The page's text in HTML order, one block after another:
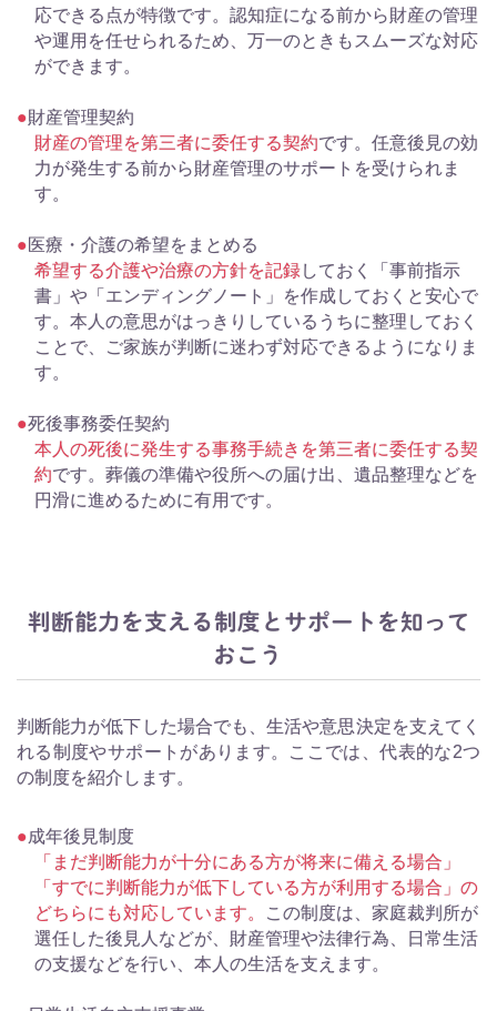
応できる点が特徴です。認知症になる前から財産の管理
や運用を任せられるため、万一のときもスムーズな対応
ができます。
財産管理契約
財産の管理を第三者に委任する契約です。任意後見の効
力が発生する前から財産管理のサポートを受けられま
す。
医療・介護の希望をまとめる
希望する介護や治療の方針を記録しておく「事前指示
書」や「エンディングノート」を作成しておくと安心で
す。本人の意思がはっきりしているうちに整理しておく
ことで、ご家族が判断に迷わず対応できるようになりま
す。
死後事務委任契約
本人の死後に発生する事務手続きを第三者に委任する契
約です。葬儀の準備や役所への届け出、遺品整理などを
円滑に進めるために有用です。
判断能力を支える制度とサポートを知って
おこう
判断能力が低下した場合でも、生活や意思決定を支えてく
れる制度やサポートがあります。ここでは、代表的な2つ
の制度を紹介します。
成年後見制度
「まだ判断能力が十分にある方が将来に備える場合」
「すでに判断能力が低下している方が利用する場合」の
どちらにも対応しています。 この制度は、家庭裁判所が
選任した後見人などが、財産管理や法律行為、日常生活
の支援などを行い、本人の生活を支えます。